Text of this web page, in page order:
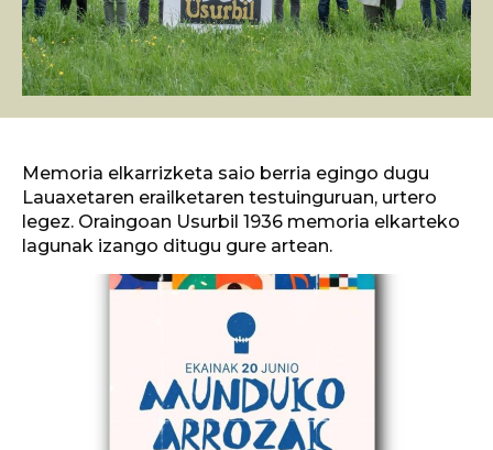
Memoria elkarrizketa saio berria egingo dugu
Lauaxetaren erailketaren testuinguruan, urtero
legez. Oraingoan Usurbil 1936 memoria elkarteko
lagunak izango ditugu gure artean.